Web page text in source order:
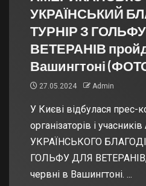
УКРАЇНСЬКИЙ
ТУРНІР З
ВЕТЕРАНІВ
Вашингтоні
27.05.2024 Admin
У Києві відбулася прес-
організаторів і
УКРАЇНСЬКОГО
ГОЛЬФУ ДЛЯ
червні в Вашингтоні. ...